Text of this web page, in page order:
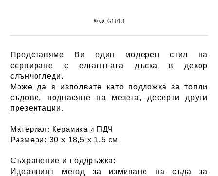
Код: G1013
Представяме Ви един модерен стил на
сервиране с елгантната дъска в декор
слънчогледи.
Може да я изполвате като подложка за топли
съдове, поднасяне на мезета, десерти други
презентации.
Материал: Керамика и ПДЧ
Размери:30 х 18,5 х 1,5 см
Съхранение и поддръжка:
Идеалният метод за измиване на съда за